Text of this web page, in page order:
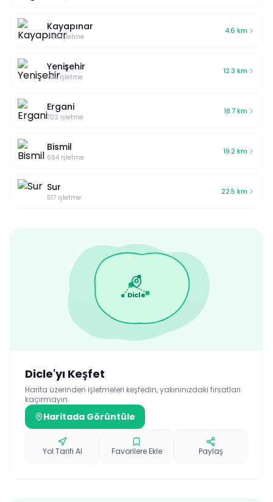
Kayapınar
893işletme
4.6 km
Yenişehir
704işletme
12.3 km
Ergani
702 işletme
18.7km
Bismil
664 işletme
19.2km
Sur
517 işletme
22.5 km
Dicle
Dicle'yı Keşfet
Harita üzerinden işletmeleri keşfedin, yakınınızdaki fırsatları
kaçırmayın.
Haritada Görüntüle
Yol Tarifi Al Favorilere Ekle Paylaş